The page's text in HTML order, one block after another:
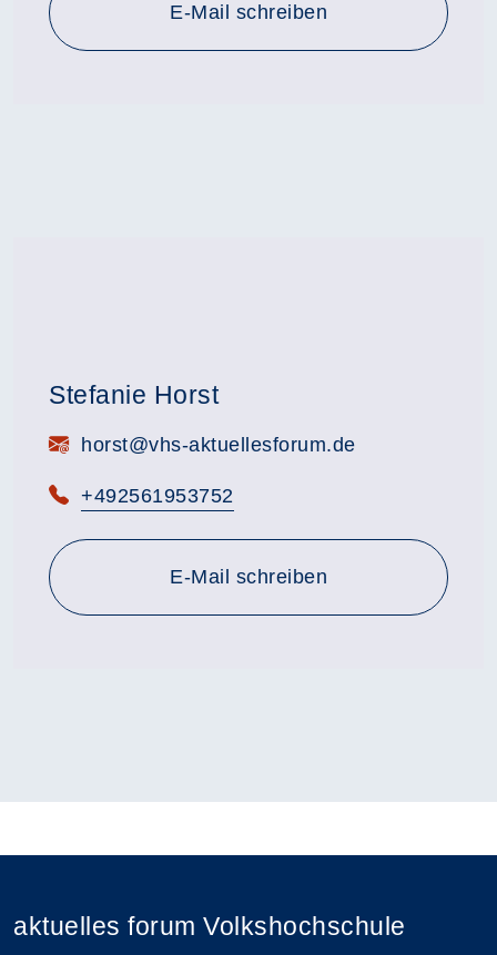
E-Mail schreiben
Stefanie Horst
E-Mail:horst@vhs-aktuellesforum.de
Telefon:
+492561953752
E-Mail schreiben
aktuelles forum Volkshochschule